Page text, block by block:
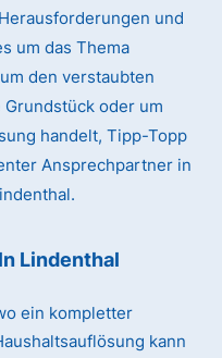
und
um das Thema
den verstaubten
oder um
handelt, Tipp-Topp
Ansprechpartner in
Lindenthal
ein kompletter
kann